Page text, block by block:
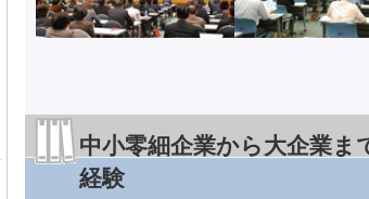
中小零細企業から大企業ま
経験